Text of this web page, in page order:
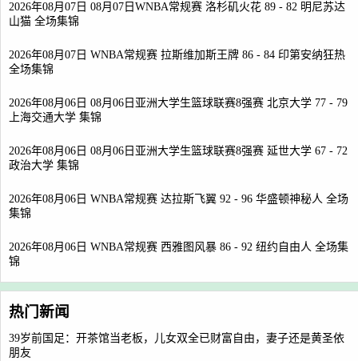
2026年08月07日 08月07日WNBA常规赛 洛杉矶火花 89 - 82 明尼苏达
山猫 全场集锦
2026年08月07日 WNBA常规赛 拉斯维加斯王牌 86 - 84 印第安纳狂热
全场集锦
2026年08月06日 08月06日亚洲大学生篮球联赛8强赛 北京大学 77 - 79
上海交通大学 集锦
2026年08月06日 08月06日亚洲大学生篮球联赛8强赛 延世大学 67 - 72
政治大学 集锦
2026年08月06日 WNBA常规赛 达拉斯飞翼 92 - 96 华盛顿神秘人 全场
集锦
2026年08月06日 WNBA常规赛 西雅图风暴 86 - 92 纽约自由人 全场集
锦
热门新闻
39岁前国足：开茶馆当老板，儿女双全已财富自由，妻子还是黄圣依
朋友